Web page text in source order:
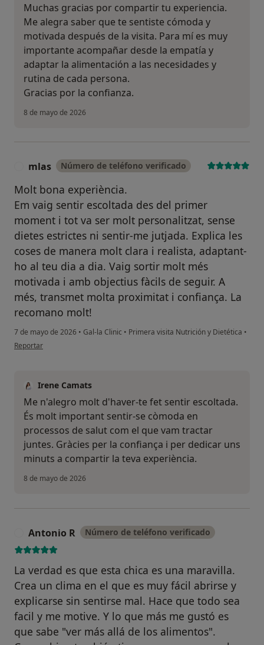
Muchas gracias por compartir tu experiencia.
Me alegra saber que te sentiste cómoda y
motivada después de la visita. Para mí es muy
importante acompañar desde la empatía y
adaptar la alimentación a las necesidades y
rutina de cada persona.
Gracias por la confianza.
8 de mayo de 2026
mlas Número de teléfono verificado
Molt bona experiència.
Em vaig sentir escoltada des del primer
moment i tot va ser molt personalitzat, sense
dietes estrictes ni sentir-me jutjada. Explica les
coses de manera molt clara i realista, adaptant-
ho al teu dia a dia. Vaig sortir molt més
motivada i amb objectius fàcils de seguir. A
més, transmet molta proximitat i confiança. La
recomano molt!
7 de mayo de 2026 • Gal-la Clinic • Primera visita Nutrición y Dietética •
en opinión del usuario mlas
Reportar
Irene Camats
Me n'alegro molt d'haver-te fet sentir escoltada.
És molt important sentir-se còmoda en
processos de salut com el que vam tractar
juntes. Gràcies per la confiança i per dedicar uns
minuts a compartir la teva experiència.
8 de mayo de 2026
Antonio R Número de teléfono verificado
La verdad es que esta chica es una maravilla.
Crea un clima en el que es muy fácil abrirse y
explicarse sin sentirse mal. Hace que todo sea
facil y me motive. Y lo que más me gustó es
que sabe "ver más allá de los alimentos".